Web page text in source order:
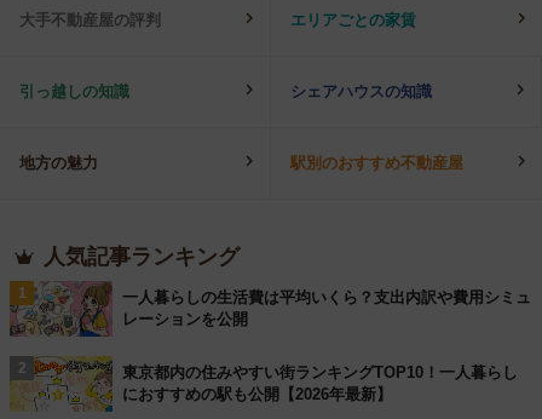
大手不動産屋の評判 エリアごとの家賃
引っ越しの知識 シェアハウスの知識
地方の魅力 駅別のおすすめ不動産屋
人気記事ランキング
1
一人暮らしの生活費は平均いくら？支出内訳や費用シミュ
レーションを公開
2
東京都内の住みやすい街ランキングTOP10！一人暮らし
におすすめの駅も公開【2026年最新】